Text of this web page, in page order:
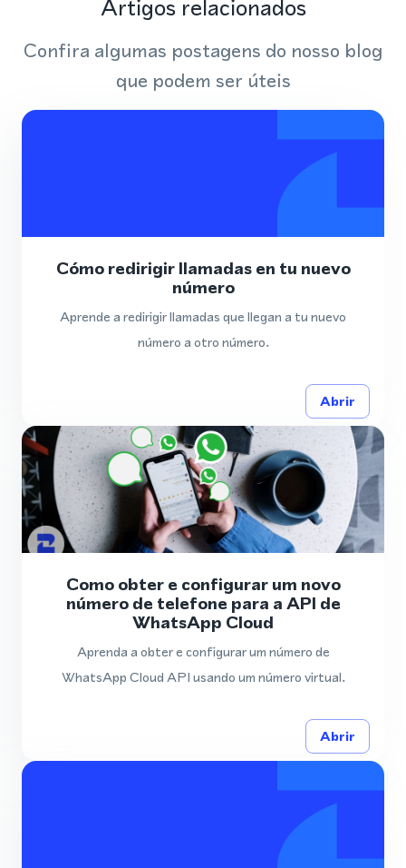
Artigos relacionados
Confira algumas postagens do nosso blog
que podem ser úteis
Cómo redirigir llamadas en tu nuevo
número
Aprende a redirigir llamadas que llegan a tu nuevo
número a otro número.
Abrir
Como obter e configurar um novo
número de telefone para a API de
WhatsApp Cloud
Aprenda a obter e configurar um número de
WhatsApp Cloud API usando um número virtual.
Abrir